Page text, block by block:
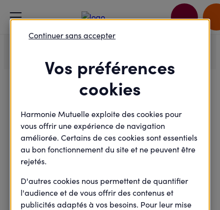
Accueil
Je passe à l'action
Sainte-Gemmes-sur-Loire 49 - Espaces Loisirs Itinérants (ELI)
Félicitations !
Votre inscription a bien été prise en
compte.
Vous allez recevoir à la suite de votre inscription un
email de confirmation comportant toutes les
informations de l'évènement.
Vos préférences
cookies
Harmonie Mutuelle exploite des cookies pour
vous offrir une expérience de navigation
améliorée. Certains de ces cookies sont essentiels
au bon fonctionnement du site et ne peuvent être
rejetés.
D'autres cookies nous permettent de quantifier
l'audience et de vous offrir des contenus et
publicités adaptés à vos besoins. Pour leur mise
Continuer sans accepter